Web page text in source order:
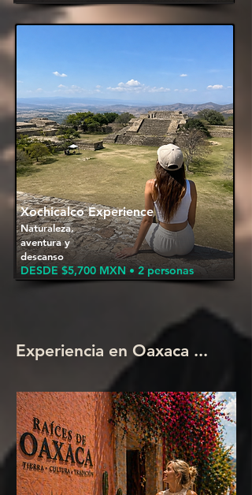
Xochicalco Experience
Naturaleza,
aventura y
descanso
DESDE $5,700 MXN • 2 personas
Experiencia en Oaxaca ...